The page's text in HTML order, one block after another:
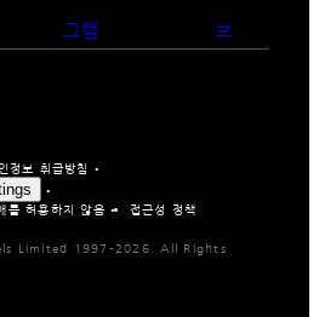
그램 브
정보 취급방침
를 허용하지 않음 접근성 정책
Limited 1997-2026. All Rights